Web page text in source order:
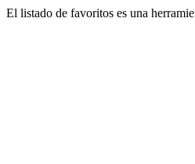
El listado de favoritos es una